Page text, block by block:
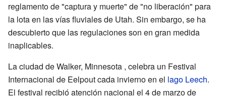
reglamento de "captura y muerte" de "no liberación" para
la lota en las vías fluviales de Utah. Sin embargo, se ha
descubierto que las regulaciones son en gran medida
inaplicables.
La ciudad de Walker, Minnesota , celebra un Festival
Internacional de Eelpout cada invierno en el lago Leech.
El festival recibió atención nacional el 4 de marzo de